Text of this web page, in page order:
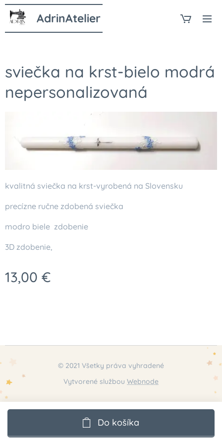
AdrinAtelier
sviečka na krst-bielo modrá
nepersonalizovaná
kvalitná sviečka na krst-vyrobená na Slovensku
precízne ručne zdobená sviečka
modro biele zdobenie
3D zdobenie,
13,00 €
Do košíka
© 2021 Všetky práva vyhradené
Vytvorené službou Webnode